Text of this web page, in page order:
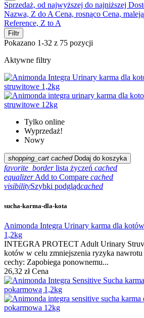
Sprzedaż, od najwyższej do najniższej
Nazwa, Z do A Cena, rosnąco Cena,
Reference, Z to A
Filtr
Pokazano 1-32 z 75 pozycji
Aktywne filtry
Tylko online
Wyprzedaż!
Nowy
shopping_cart cached Dodaj do koszyka
favorite_border lista życzeń cached
equalizer Add to Compare cached
visibilitySzybki podglądcached
sucha-karma-dla-kota
Animonda Integra Urinary karma dla
1,2kg
INTEGRA PROTECT Adult Urinary
kotów w celu zmniejszenia ryzyka
cechy: Zapobiega ponownemu...
26,32 zł Cena